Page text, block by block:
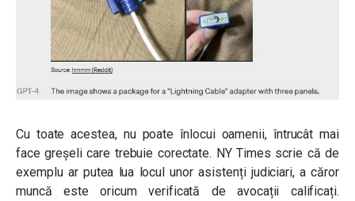
Cu toate acestea, nu poate înlocui oamenii, întrucât mai
face greșeli care trebuie corectate. NY Times scrie că de
exemplu ar putea lua locul unor asistenți judiciari, a căror
muncă este oricum verificată de avocații calificați.